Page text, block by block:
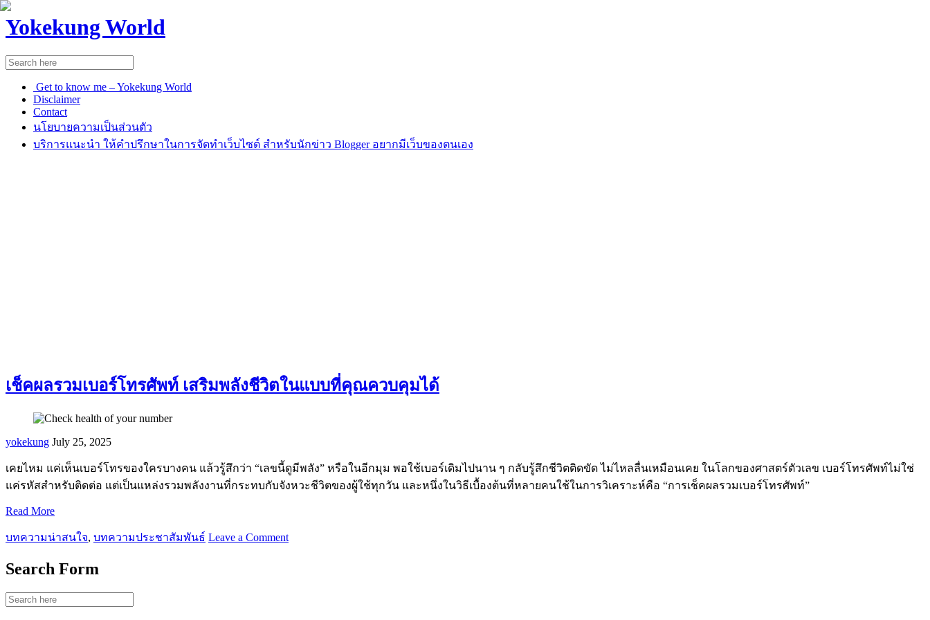
Yokekung World
Get to know me – Yokekung World
Disclaimer
Contact
นโยบายความเป็นส่วนตัว
บริการแนะนำ ให้คำปรึกษาในการจัดทำเว็บไซต์ สำหรับนักข่าว Blogger อยากมีเว็บของตนเอง
เช็คผลรวมเบอร์โทรศัพท์ เสริมพลังชีวิตในแบบที่คุณควบคุมได้
yokekung July 25, 2025
เคยไหม แค่เห็นเบอร์โทรของใครบางคน แล้วรู้สึกว่า “เลขนี้ดูมีพลัง” หรือในอีกมุม พอใช้เบอร์เดิมไปนาน ๆ กลับรู้สึกชีวิตติดขัด ไม่ไหลลื่นเหมือนเคย ในโลกของศาสตร์ตัวเลข เบอร์โทรศัพท์ไม่ใช่
แค่รหัสสำหรับติดต่อ แต่เป็นแหล่งรวมพลังงานที่กระทบกับจังหวะชีวิตของผู้ใช้ทุกวัน และหนึ่งในวิธีเบื้องต้นที่หลายคนใช้ในการวิเคราะห์คือ “การเช็คผลรวมเบอร์โทรศัพท์”
Read More
บทความน่าสนใจ, บทความประชาสัมพันธ์ Leave a Comment
Search Form